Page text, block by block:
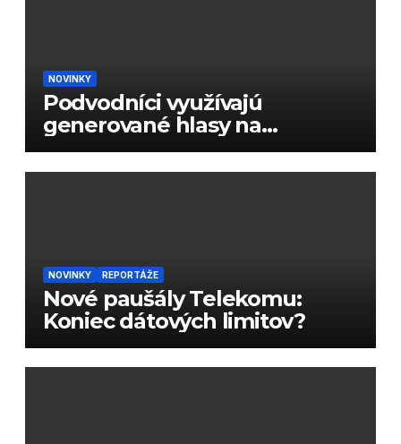
NOVINKY
Podvodníci využívajú
generované hlasy na
podvody
NOVINKY REPORTÁŽE
Nové paušály Telekomu:
Koniec dátových limitov?